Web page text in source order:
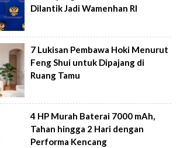
Dilantik Jadi Wamenhan RI
7 Lukisan Pembawa Hoki Menurut
Feng Shui untuk Dipajang di
Ruang Tamu
4 HP Murah Baterai 7000 mAh,
Tahan hingga 2 Hari dengan
Performa Kencang